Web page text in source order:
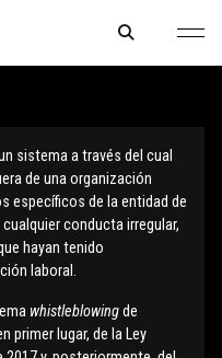
sistema a través del cual
de una organización
específicos de la entidad de
conducta irregular,
hayan tenido
laboral.
whistleblowingde
primer lugar, de la Ley